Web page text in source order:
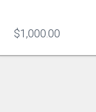
$1,000.00